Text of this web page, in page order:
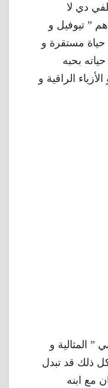
دي لا
” تيوفيل و
مستقرة و
بحبه
الراقية و
” المثالية و
ذلك قد تبدل
1995 حين كان مع ابنه